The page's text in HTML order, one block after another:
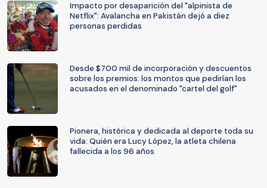
Impacto por desaparición del "alpinista de
Netflix": Avalancha en Pakistán dejó a diez
personas perdidas
Desde $700 mil de incorporación y descuentos
sobre los premios: los montos que pedirían los
acusados en el denominado "cartel del golf"
Pionera, histórica y dedicada al deporte toda su
vida: Quién era Lucy López, la atleta chilena
fallecida a los 96 años